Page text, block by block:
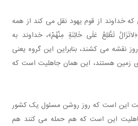
خداوند از قوم یهود نقل می کند از همه
تَطَّلِعُ عَلَى خَائِنَةٍ مِنْهُمْ﴾، خداوند به
نقشه می کشند، بنابراین این گروه یعنی
زمین هستند، این همان جاهلیت است که
این است که روز روشن مسئول یک کشور
این است که هم حمله می کنند هم